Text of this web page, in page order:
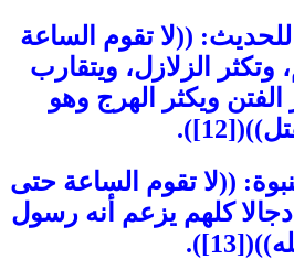
((لا تقوم الساعة
الزلازل، ويتقارب
الفتن ويكثر الهرج وهو
((لا تقوم الساعة حتى
دجالا كلهم يزعم أنه رسول